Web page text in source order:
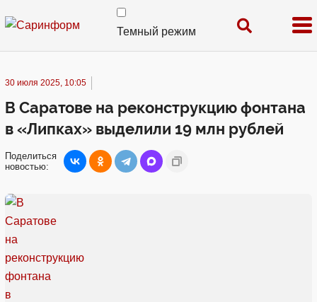
Темный режим
30 июля 2025, 10:05
В Саратове на реконструкцию фонтана
в «Липках» выделили 19 млн рублей
Поделиться
новостью: